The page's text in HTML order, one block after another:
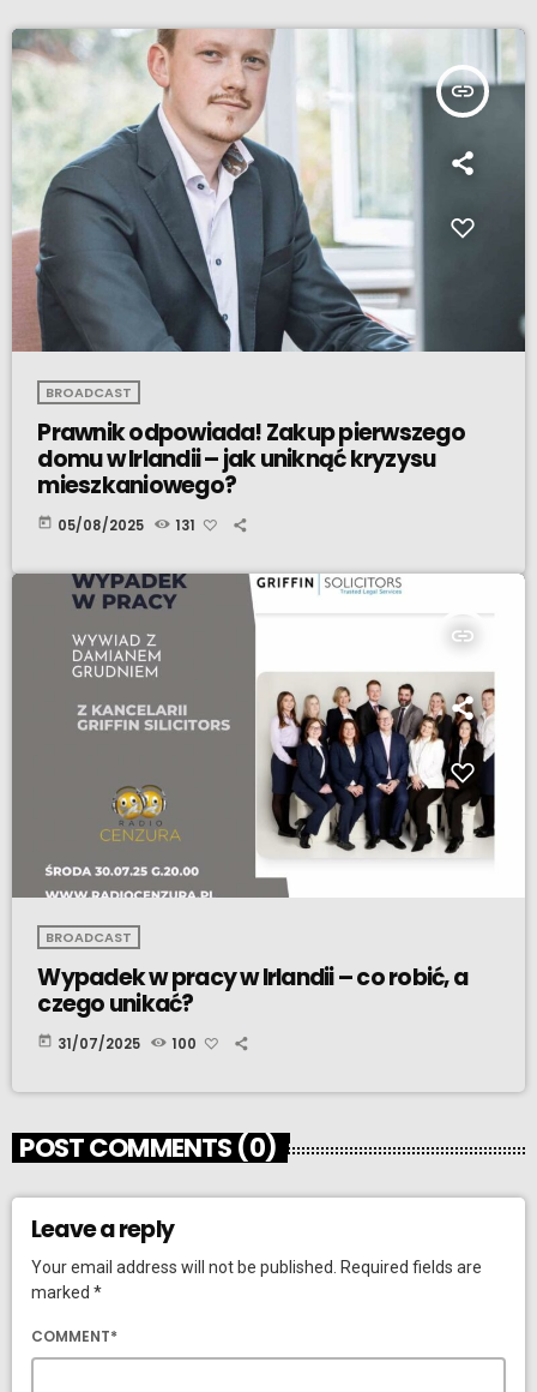
insert_link
BROADCAST
Prawnik odpowiada! Zakup pierwszego
domu w Irlandii – jak uniknąć kryzysu
mieszkaniowego?
today 05/08/2025 131
insert_link
BROADCAST
Wypadek w pracy w Irlandii – co robić, a
czego unikać?
today 31/07/2025 100
POST COMMENTS (0)
Leave a reply
Your email address will not be published. Required fields are
marked *
COMMENT*